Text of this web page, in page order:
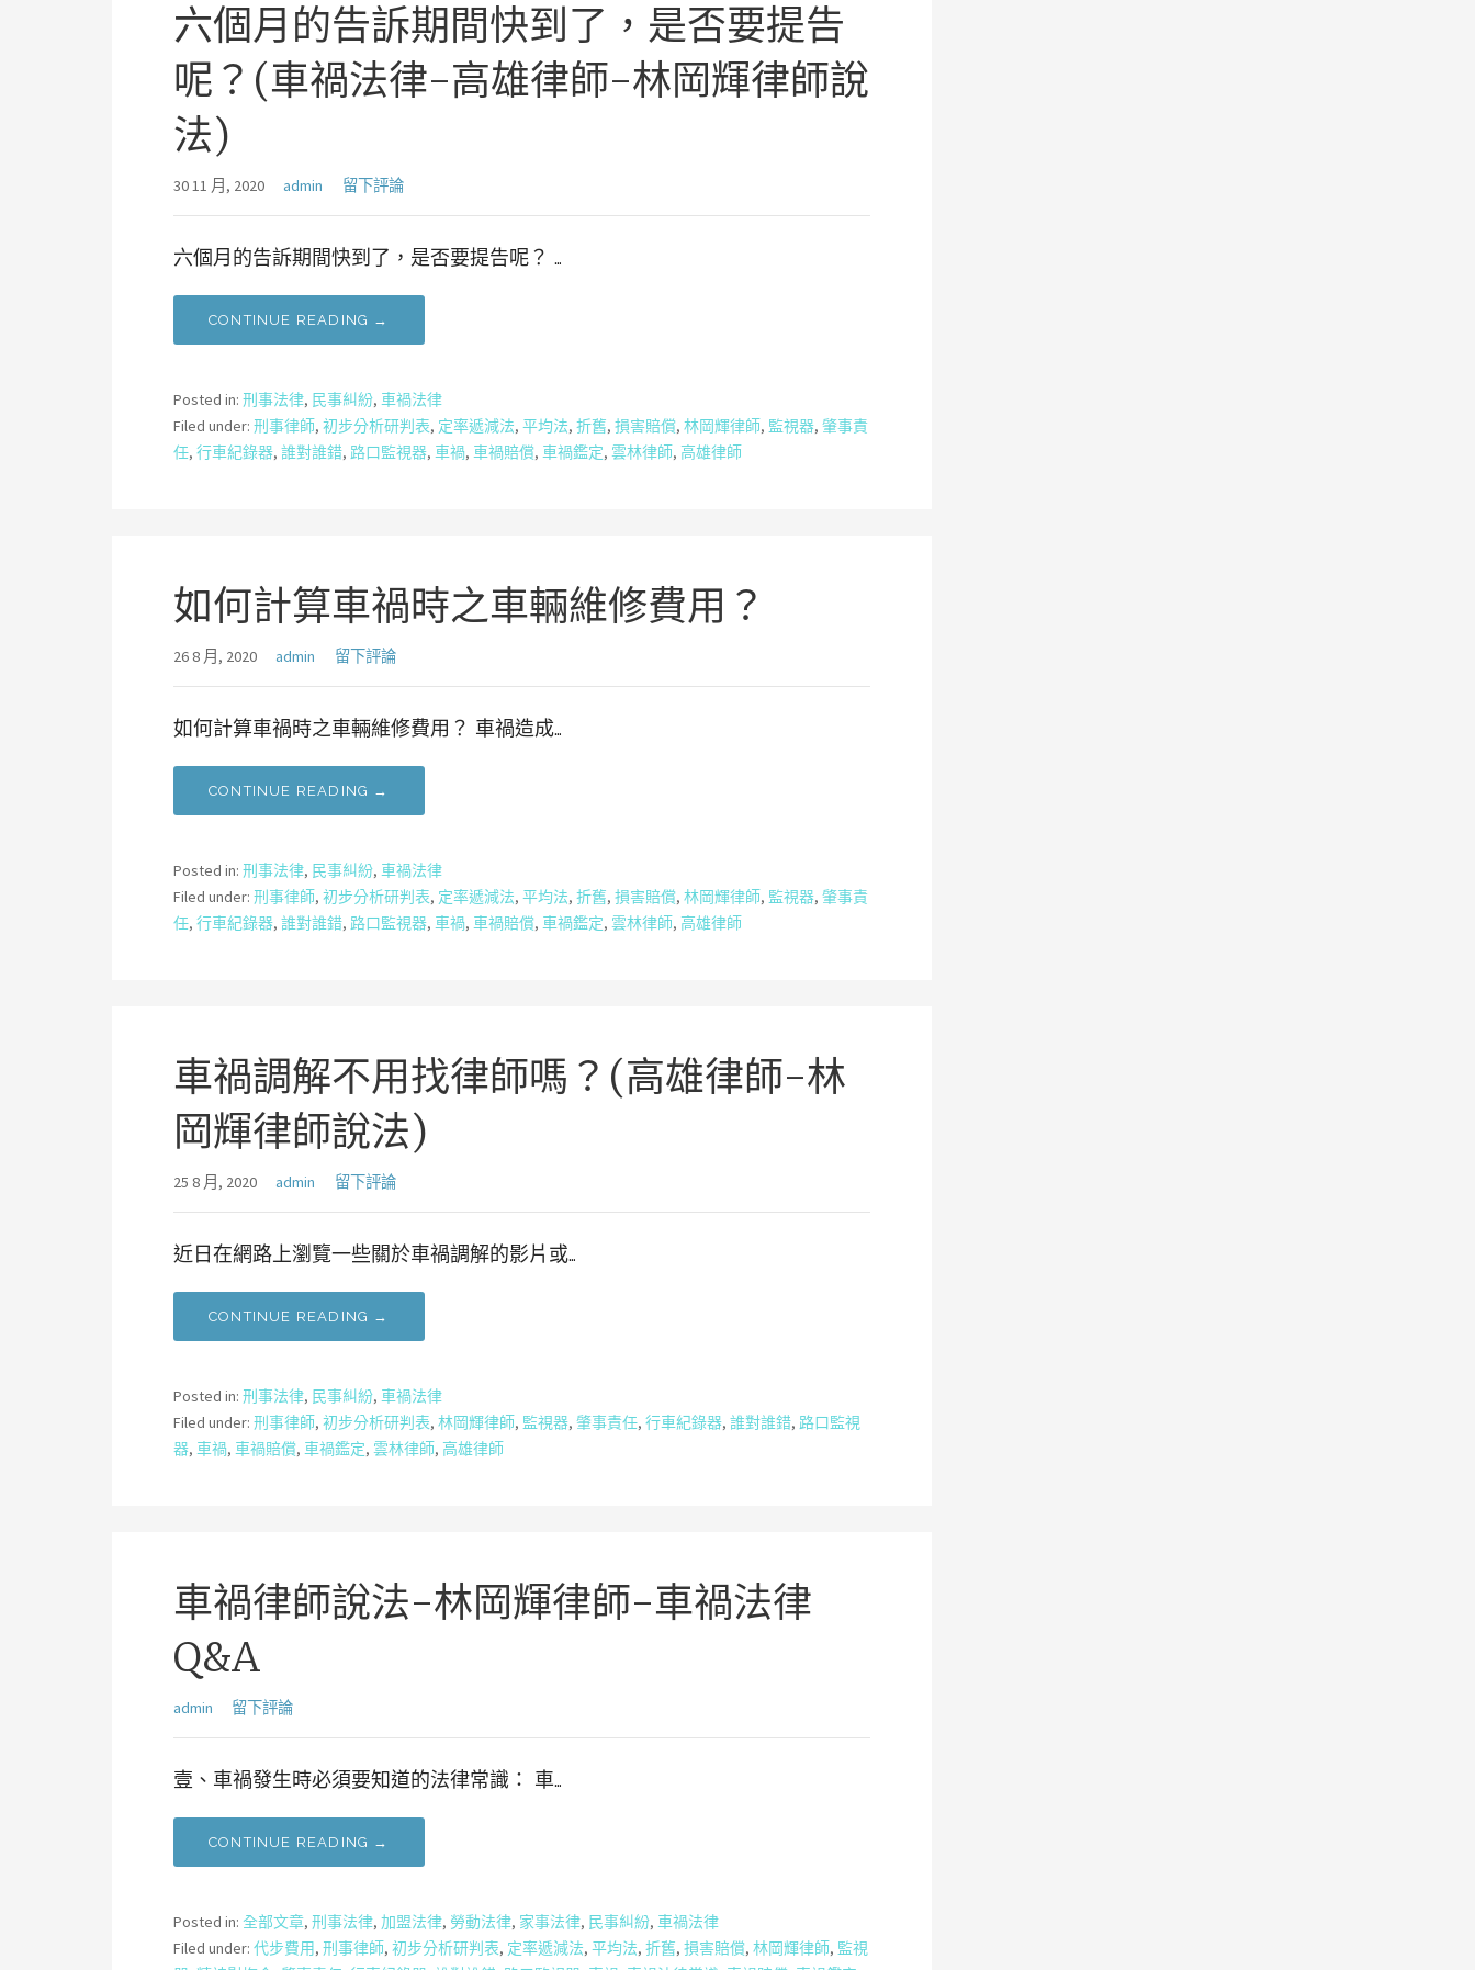
六個月的告訴期間快到了，是否要提告
呢？(車禍法律-高雄律師-林岡輝律師說
法)
30 11 月, 2020 admin 留下評論
六個月的告訴期間快到了，是否要提告呢？ …
CONTINUE READING →
Posted in: 刑事法律, 民事糾紛, 車禍法律
Filed under: 刑事律師, 初步分析研判表, 定率遞減法, 平均法, 折舊, 損害賠償, 林岡輝律師, 監視器, 肇事責
任, 行車紀錄器, 誰對誰錯, 路口監視器, 車禍, 車禍賠償, 車禍鑑定, 雲林律師, 高雄律師
如何計算車禍時之車輛維修費用？
26 8 月, 2020 admin 留下評論
如何計算車禍時之車輛維修費用？ 車禍造成…
CONTINUE READING →
Posted in: 刑事法律, 民事糾紛, 車禍法律
Filed under: 刑事律師, 初步分析研判表, 定率遞減法, 平均法, 折舊, 損害賠償, 林岡輝律師, 監視器, 肇事責
任, 行車紀錄器, 誰對誰錯, 路口監視器, 車禍, 車禍賠償, 車禍鑑定, 雲林律師, 高雄律師
車禍調解不用找律師嗎？(高雄律師-林
岡輝律師說法)
25 8 月, 2020 admin 留下評論
近日在網路上瀏覽一些關於車禍調解的影片或…
CONTINUE READING →
Posted in: 刑事法律, 民事糾紛, 車禍法律
Filed under: 刑事律師, 初步分析研判表, 林岡輝律師, 監視器, 肇事責任, 行車紀錄器, 誰對誰錯, 路口監視
器, 車禍, 車禍賠償, 車禍鑑定, 雲林律師, 高雄律師
車禍律師說法-林岡輝律師-車禍法律
Q&A
admin 留下評論
壹、車禍發生時必須要知道的法律常識： 車…
CONTINUE READING →
Posted in: 全部文章, 刑事法律, 加盟法律, 勞動法律, 家事法律, 民事糾紛, 車禍法律
Filed under: 代步費用, 刑事律師, 初步分析研判表, 定率遞減法, 平均法, 折舊, 損害賠償, 林岡輝律師, 監視